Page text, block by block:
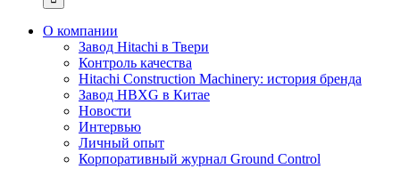
О компании
Завод Hitachi в Твери
Контроль качества
Hitachi Construction Machinery: история бренда
Завод HBXG в Китае
Новости
Интервью
Личный опыт
Корпоративный журнал Ground Control